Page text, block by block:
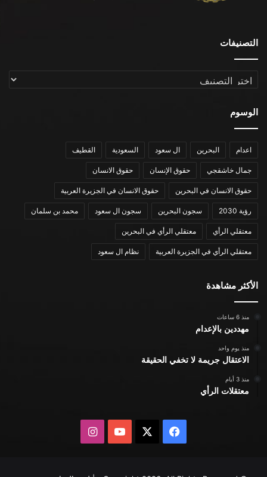
التصنيفات
التصنيفات
الوسوم
اعدام البحرين ال سعود السعودية القطيف
جمال خاشقجي حقوق الإنسان حقوق الانسان
حقوق الانسان في البحرين حقوق الانسان في الجزيرة العربية
رؤية 2030 سجون البحرين سجون ال سعود محمد بن سلمان
معتقلي الرأي معتقلي الرأي في البحرين
معتقلي الرأي في الجزيرة العربية نظام ال سعود
الأكثر مشاهدة
منذ 6 ساعات
مهددين بالإعدام
منذ يوم واحد
الاعتقال جريمة لا تخفي الحقيقة
منذ 3 أيام
معتقلات الرأي
فيسبوك يوتيوبانستقرام